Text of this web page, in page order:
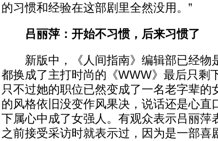
的习惯和经验在这部剧里全然没用。”
吕丽萍：开始不习惯，后来习惯了
新版中，《人间指南》编辑部已经物
都换成了主打时尚的《WWW》最后只剩
只不过她的职位已然变成了一名老字辈的
的风格依旧没变作风果决，说话还是心直
下属心中成了女强人。有观众表示吕丽萍
之前接受采访时就表示过，因为是一部喜